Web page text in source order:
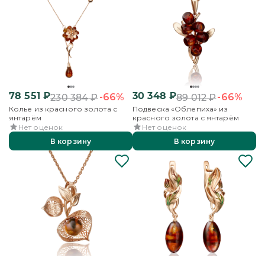
78 551 ₽230 384₽-66%
Колье из красного золота с
янтарём
Нет оценок
В корзину
30 348 ₽89 012₽-66%
Подвеска «Облепиха» из
красного золота с янтарём
Нет оценок
В корзину